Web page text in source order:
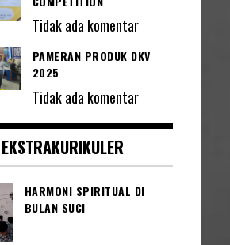
Tidak ada komentar
PAMERAN PRODUK DKV
2025
Tidak ada komentar
EKSTRAKURIKULER
HARMONI SPIRITUAL DI
BULAN SUCI